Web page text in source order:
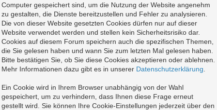
Computer gespeichert sind, um die Nutzung der Website angenehm
zu gestalten, die Dienste bereitzustellen und Fehler zu analysieren.
Die von dieser Website gesetzten Cookies dürfen nur auf dieser
Website verwendet werden und stellen kein Sicherheitsrisiko dar.
Cookies auf diesem Forum speichern auch die spezifischen Themen,
die Sie gelesen haben und wann Sie zum letzten Mal gelesen haben.
Bitte bestätigen Sie, ob Sie diese Cookies akzeptieren oder ablehnen.
Mehr Informationen dazu gibt es in unserer Datenschutzerklärung
Ein Cookie wird in Ihrem Browser unabhängig von der Wahl
gespeichert, um zu verhindern, dass Ihnen diese Frage erneut
gestellt wird. Sie können Ihre Cookie-Einstellungen jederzeit über den